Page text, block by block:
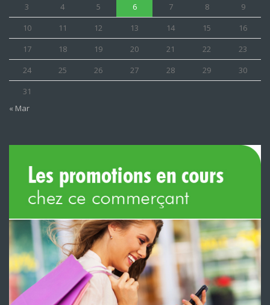
3 4 5 6 7 8
9
10
11 12 13 14 15
16
17
18 19 20 21 22
23
24
25 26 27 28 29
30
31
« Mar